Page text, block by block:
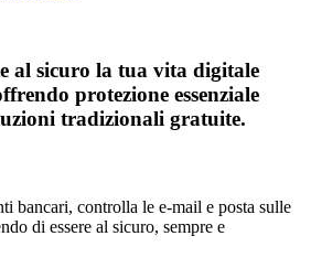
al sicuro la tua vita digitale
protezione essenziale
tradizionali gratuite.
bancari, controlla le e-mail e posta sulle
di essere al sicuro, sempre e